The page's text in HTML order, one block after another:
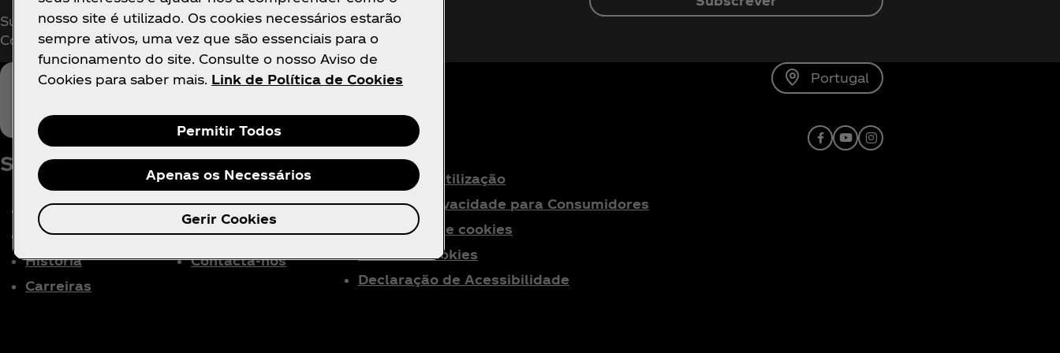
Subscreve agora para ter acesso exclusivo a tudo sobre a
Coca‑Cola!
Portugal
Sobre nós
A nossa empresa
Média
História
Carreiras
Precisas de ajuda?
FAQ
Mapa do site
Contacta-nos
Termos de utilização
Aviso de Privacidade para Consumidores
Definições de cookies
Aviso de Cookies
Declaração de Acessibilidade
Facebook
YoutubeInstagram
nosso site é utilizado. Os cookies necessários estarão
sempre ativos, uma vez que são essenciais para o
funcionamento do site. Consulte o nosso Aviso de
Cookies para saber mais. Link de Política de Cookies
Permitir Todos
Apenas os Necessários
Gerir Cookies